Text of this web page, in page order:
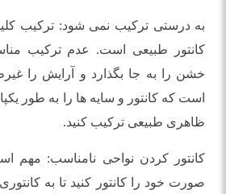
به درستی ترکیب نمی شود: ترکیب
کانتور طبیعی است. عدم ترکیب
خشن را به جا بگذارد و آرایش را
است که کانتور و سایه ها را به طور
ظاهری طبیعی ترکیب کنید.
کانتور کردن نواحی نامناسب: مهم
صورت خود را کانتور کنید تا به